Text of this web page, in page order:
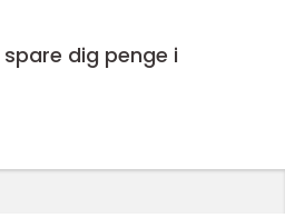
dig penge i